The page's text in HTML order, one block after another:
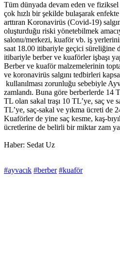
Tüm dünyada devam eden ve
çok hızlı bir şekilde bulaşarak enfekte
arttıran Koronavirüs (Covid-19)
oluşturduğu riski yönetebilmek
salonu/merkezi, kuaför vb. iş
saat 18.00 itibariyle geçici süreliğine
itibariyle berber ve kuaförler işbaşı
Berber ve kuaför malzemelerinin
ve koronavirüs salgını tedbirleri
kullanılması zorunluğu sebebiyle
zamlandı. Buna göre berberlerde 14
TL olan sakal traşı 10 TL’ye, saç ve
TL’ye, saç-sakal ve yıkma ücreti de
Kuaförler de yine saç kesme, kaş-
ücretlerine de belirli bir miktar zam
Haber: Sedat Uz
#ayvacık #berber #kuaför